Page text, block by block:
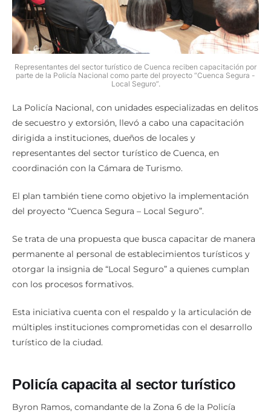
Representantes del sector turístico de Cuenca reciben capacitación por
parte de la Policía Nacional como parte del proyecto “Cuenca Segura -
Local Seguro”.
La Policía Nacional, con unidades especializadas en delitos
de secuestro y extorsión, llevó a cabo una capacitación
dirigida a instituciones, dueños de locales y
representantes del sector turístico de Cuenca, en
coordinación con la Cámara de Turismo.
El plan también tiene como objetivo la implementación
del proyecto “Cuenca Segura – Local Seguro”.
Se trata de una propuesta que busca capacitar de manera
permanente al personal de establecimientos turísticos y
otorgar la insignia de “Local Seguro” a quienes cumplan
con los procesos formativos.
Esta iniciativa cuenta con el respaldo y la articulación de
múltiples instituciones comprometidas con el desarrollo
turístico de la ciudad.
Policía capacita al sector turístico
Byron Ramos, comandante de la Zona 6 de la Policía